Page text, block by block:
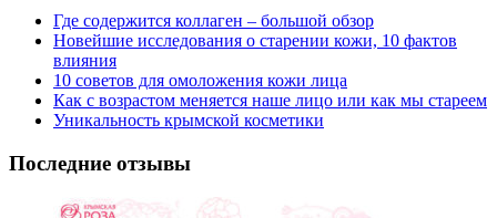
Где содержится коллаген – большой обзор
Новейшие исследования о старении кожи, 10 фактов
влияния
10 советов для омоложения кожи лица
Как с возрастом меняется наше лицо или как мы стареем
Уникальность крымской косметики
Последние отзывы